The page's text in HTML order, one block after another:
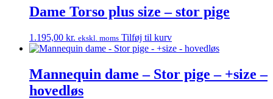
Dame Torso plus size – stor pige
1.195,00 kr. ekskl. moms Tilføj til kurv
Mannequin dame – Stor pige – +size –
hovedløs